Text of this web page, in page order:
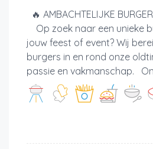
🔥 AMBACHTELIJKE
Op zoek naar een unieke
jouw feest of event? Wij
burgers in en rond onze
passie en vakmanschap.